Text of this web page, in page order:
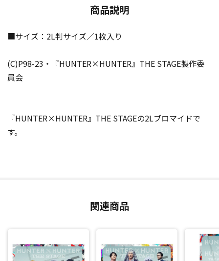
商品説明
■サイズ：2L判サイズ／1枚入り
(C)P98-23・『HUNTER×HUNTER』THE STAGE製作委
員会
『HUNTER×HUNTER』THE STAGEの2Lブロマイドで
す。
関連商品